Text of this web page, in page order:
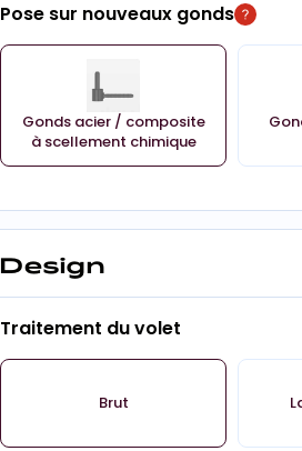
Pose sur nouveaux gonds
Gonds acier / composite
à scellement chimique
Design
Traitement du volet
Brut